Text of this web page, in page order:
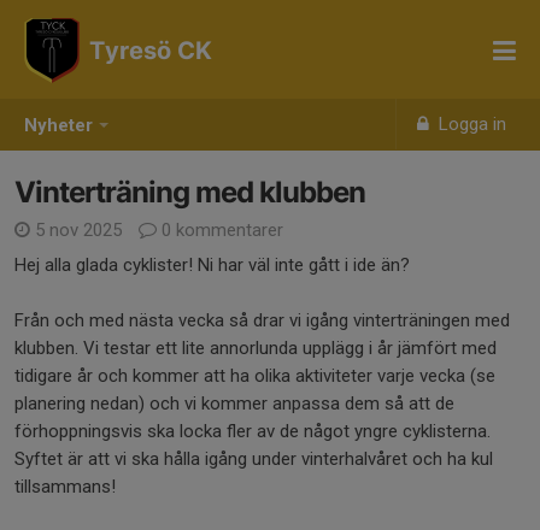
Nyheter Logga in
Tyresö CK
Vinterträning med klubben
5 nov 2025
0 kommentarer
Hej alla glada cyklister! Ni har väl inte gått i ide än?
Från och med nästa vecka så drar vi igång vinterträningen med
klubben. Vi testar ett lite annorlunda upplägg i år jämfört med
tidigare år och kommer att ha olika aktiviteter varje vecka (se
planering nedan) och vi kommer anpassa dem så att de
förhoppningsvis ska locka fler av de något yngre cyklisterna.
Syftet är att vi ska hålla igång under vinterhalvåret och ha kul
tillsammans!